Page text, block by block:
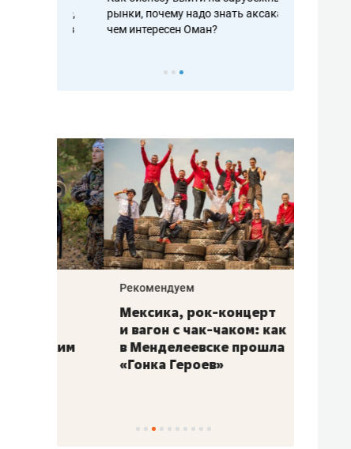
рынки, почему надо знать аксакалов и
чем интересен Оман?
Рекомендуем
Мексика, рок-концерт
и вагон с чак-чаком: как
в Менделеевске прошла
«Гонка Героев»